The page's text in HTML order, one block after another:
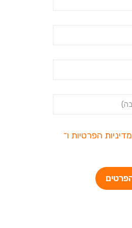
מדיניות הפרטיות ו־